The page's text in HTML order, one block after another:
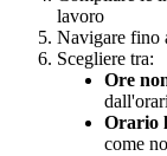
lavoro
Navigare fino
Scegliere tra:
Ore
dall'
Orario
come